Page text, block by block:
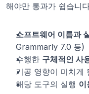
해야만 통과가 쉽습니
소프트웨어 이름과
Grammarly 7.0 등)
수행한 구체적인 사
기공 영향이 미치게
해당 도구의 실행 이